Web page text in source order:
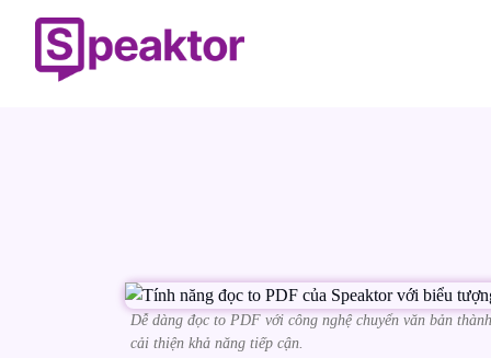
Dễ dàng đọc to PDF với công nghệ chuyển văn bản
cải thiện khả năng tiếp cận.